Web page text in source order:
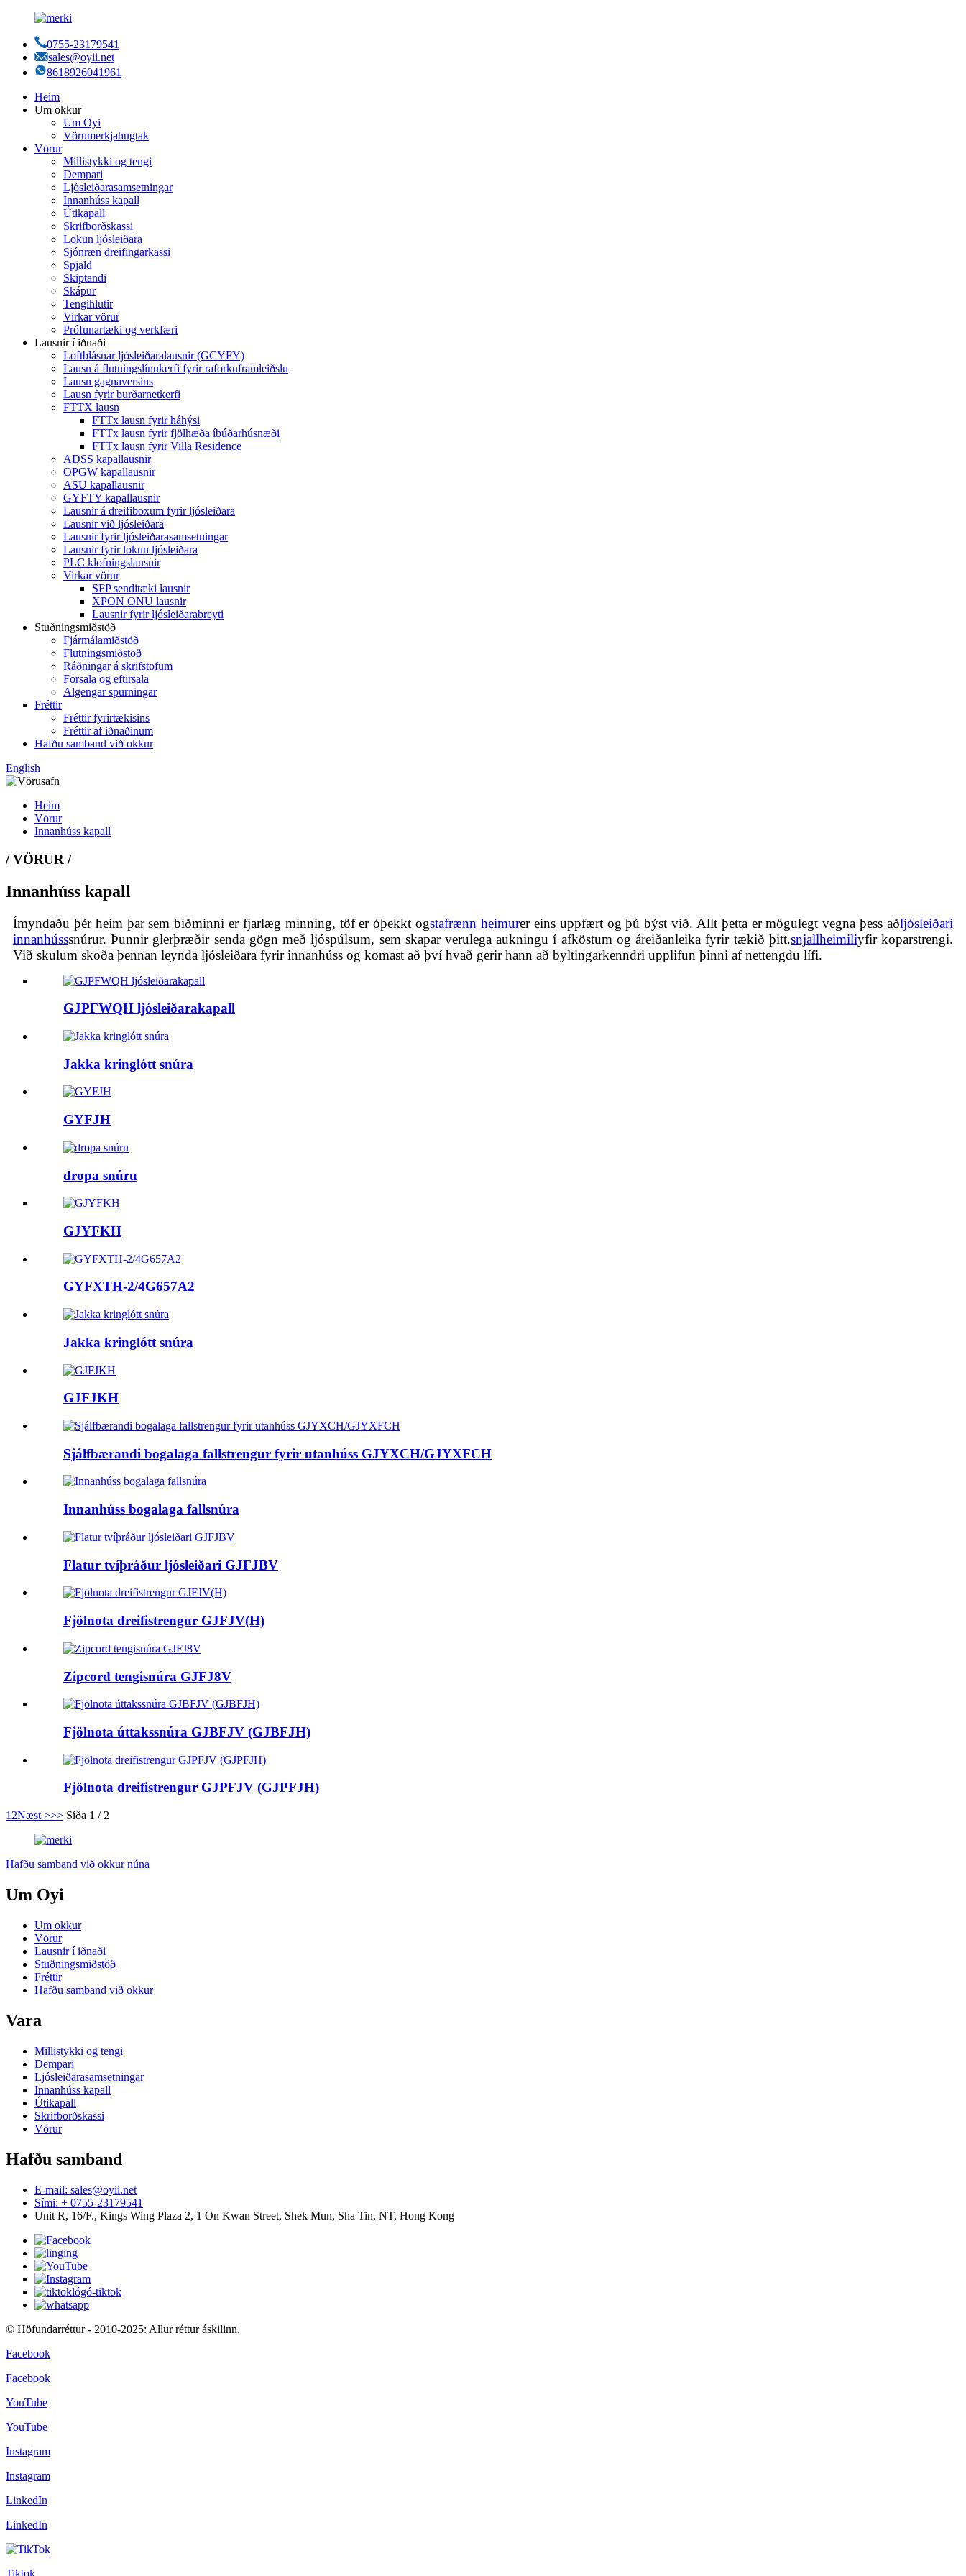
0755-23179541
sales@oyii.net
8618926041961
Heim
Um okkur
Um Oyi
Vörumerkjahugtak
Vörur
Millistykki og tengi
Dempari
Ljósleiðarasamsetningar
Innanhúss kapall
Útikapall
Skrifborðskassi
Lokun ljósleiðara
Sjónræn dreifingarkassi
Spjald
Skiptandi
Skápur
Tengihlutir
Virkar vörur
Prófunartæki og verkfæri
Lausnir í iðnaði
Loftblásnar ljósleiðaralausnir (GCYFY)
Lausn á flutningslínukerfi fyrir raforkuframleiðslu
Lausn gagnaversins
Lausn fyrir burðarnetkerfi
FTTX lausn
FTTx lausn fyrir háhýsi
FTTx lausn fyrir fjölhæða íbúðarhúsnæði
FTTx lausn fyrir Villa Residence
ADSS kapallausnir
OPGW kapallausnir
ASU kapallausnir
GYFTY kapallausnir
Lausnir á dreifiboxum fyrir ljósleiðara
Lausnir við ljósleiðara
Lausnir fyrir ljósleiðarasamsetningar
Lausnir fyrir lokun ljósleiðara
PLC klofningslausnir
Virkar vörur
SFP senditæki lausnir
XPON ONU lausnir
Lausnir fyrir ljósleiðarabreyti
Stuðningsmiðstöð
Fjármálamiðstöð
Flutningsmiðstöð
Ráðningar á skrifstofum
Forsala og eftirsala
Algengar spurningar
Fréttir
Fréttir fyrirtækisins
Fréttir af iðnaðinum
Hafðu samband við okkur
English
Heim
Vörur
Innanhúss kapall
/ VÖRUR /
Innanhúss kapall
Ímyndaðu þér heim þar sem biðminni er fjarlæg minning, töf er óþekkt ogstafrænn heimurer eins uppfært og þú býst við. Allt þetta er mögulegt vegna þess aðljósleiðari
innanhússsnúrur. Þunnir glerþræðir senda gögn með ljóspúlsum, sem skapar verulega aukningu í afköstum og áreiðanleika fyrir tækið þitt.snjallheimiliyfir koparstrengi.
Við skulum skoða þennan leynda ljósleiðara fyrir innanhúss og komast að því hvað gerir hann að byltingarkenndri upplifun þinni af nettengdu lífi.
GJPFWQH ljósleiðarakapall
Jakka kringlótt snúra
GYFJH
dropa snúru
GJYFKH
GYFXTH-2/4G657A2
Jakka kringlótt snúra
GJFJKH
Sjálfbærandi bogalaga fallstrengur fyrir utanhúss GJYXCH/GJYXFCH
Innanhúss bogalaga fallsnúra
Flatur tvíþráður ljósleiðari GJFJBV
Fjölnota dreifistrengur GJFJV(H)
Zipcord tengisnúra GJFJ8V
Fjölnota úttakssnúra GJBFJV (GJBFJH)
Fjölnota dreifistrengur GJPFJV (GJPFJH)
1 2Næst >>> Síða 1 / 2
Hafðu samband við okkur núna
Um Oyi
Um okkur
Vörur
Lausnir í iðnaði
Stuðningsmiðstöð
Fréttir
Hafðu samband við okkur
Vara
Millistykki og tengi
Dempari
Ljósleiðarasamsetningar
Innanhúss kapall
Útikapall
Skrifborðskassi
Vörur
Hafðu samband
E-mail: sales@oyii.net
Sími: + 0755-23179541
Unit R, 16/F., Kings Wing Plaza 2, 1 On Kwan Street, Shek Mun, Sha Tin, NT, Hong Kong
© Höfundarréttur - 2010-2025: Allur réttur áskilinn.
Facebook
Facebook
YouTube
YouTube
Instagram
Instagram
LinkedIn
LinkedIn
Tiktok